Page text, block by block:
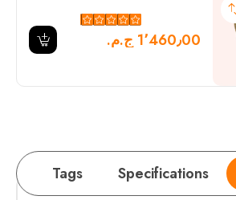
1٬460٫00 ج.م.‏
Specifications
Tags